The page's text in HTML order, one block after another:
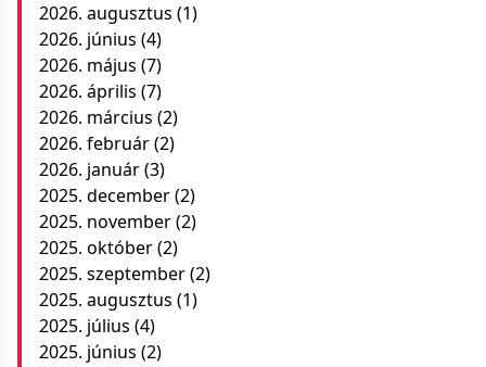
2026. augusztus (1)
2026. június (4)
2026. május (7)
2026. április (7)
2026. március (2)
2026. február(2)
2026. január(3)
2025. december(2)
2025. november(2)
2025. október(2)
2025. szeptember(2)
2025. augusztus (1)
2025. július (4)
2025. június (2)